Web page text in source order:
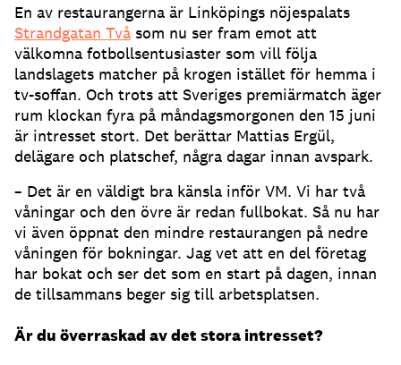
En av restaurangerna är Linköpings nöjespalats
Strandgatan Två som nu ser fram emot att
välkomna fotbollsentusiaster som vill följa
landslagets matcher på krogen istället för hemma i
tv-soffan. Och trots att Sveriges premiärmatch äger
rum klockan fyra på måndagsmorgonen den 15 juni
är intresset stort. Det berättar Mattias Ergül,
delägare och platschef, några dagar innan avspark.
– Det är en väldigt bra känsla inför VM. Vi har två
våningar och den övre är redan fullbokat. Så nu har
vi även öppnat den mindre restaurangen på nedre
våningen för bokningar. Jag vet att en del företag
har bokat och ser det som en start på dagen, innan
de tillsammans beger sig till arbetsplatsen.
Är du överraskad av det stora intresset?